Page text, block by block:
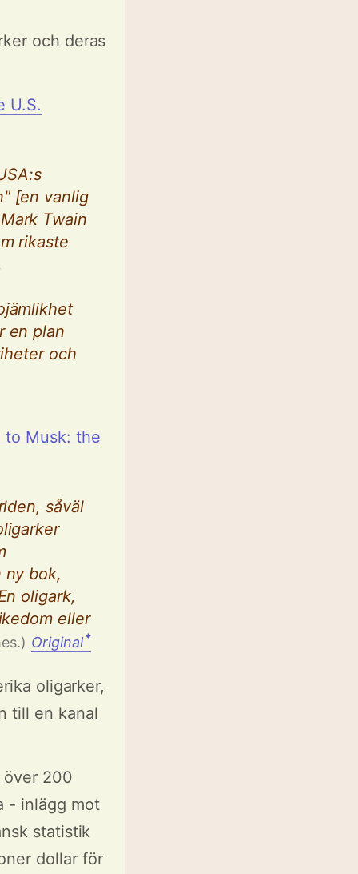
och deras
U.S.
[en vanlig
Twain
rikaste
en plan
och
to Musk: the
såväl
ny bok,
oligark,
eller
Originalꜜ
oligarker,
till en kanal
över 200
- inlägg mot
statistik
dollar för